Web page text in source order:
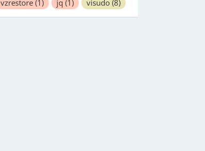
vzrestore (1) jq (1) visudo (8)